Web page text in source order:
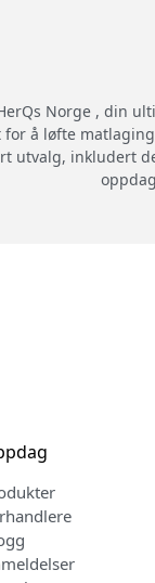
Norge , din
for å løfte
utvalg, inkludert